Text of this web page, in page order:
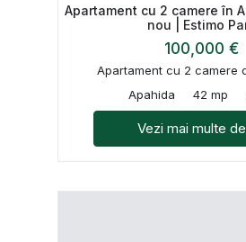
Apartament cu 2 camere în
nou | Estimo
100,000 €
Apartament cu 2 camere
Apahida
42 mp
Vezi mai multe